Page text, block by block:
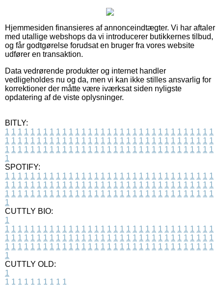
Hjemmesiden finansieres af annonceindtægter. Vi har aftaler
med utallige webshops da vi introducerer butikkernes tilbud,
og får godtgørelse forudsat en bruger fra vores website
udfører en transaktion.
Data vedrørende produkter og internet handler
vedligeholdes nu og da, men vi kan ikke stilles ansvarlig for
korrektioner der måtte være iværksat siden nyligste
opdatering af de viste oplysninger.
BITLY:
1 1 1 1 1 1 1 1 1 1 1 1 1 1 1 1 1 1 1 1 1 1 1 1 1 1 1 1 1 1 1 1 1
1 1 1 1 1 1 1 1 1 1 1 1 1 1 1 1 1 1 1 1 1 1 1 1 1 1 1 1 1 1 1 1 1
1 1 1 1 1 1 1 1 1 1 1 1 1 1 1 1 1 1 1 1 1 1 1 1 1 1 1 1 1 1 1 1 1
1
SPOTIFY:
1 1 1 1 1 1 1 1 1 1 1 1 1 1 1 1 1 1 1 1 1 1 1 1 1 1 1 1 1 1 1 1 1
1 1 1 1 1 1 1 1 1 1 1 1 1 1 1 1 1 1 1 1 1 1 1 1 1 1 1 1 1 1 1 1 1
1 1 1 1 1 1 1 1 1 1 1 1 1 1 1 1 1 1 1 1 1 1 1 1 1 1 1 1 1 1 1 1 1
1
CUTTLY BIO:
1
1 1 1 1 1 1 1 1 1 1 1 1 1 1 1 1 1 1 1 1 1 1 1 1 1 1 1 1 1 1 1 1 1
1 1 1 1 1 1 1 1 1 1 1 1 1 1 1 1 1 1 1 1 1 1 1 1 1 1 1 1 1 1 1 1 1
1 1 1 1 1 1 1 1 1 1 1 1 1 1 1 1 1 1 1 1 1 1 1 1 1 1 1 1 1 1 1 1 1
1
CUTTLY OLD:
1
1 1 1 1 1 1 1 1 1 1